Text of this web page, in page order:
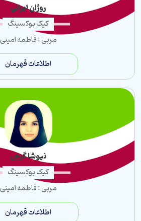
روژان ایرانی
کیک بوکسینگ
مربی : فاطمه امینی
اطلاعات قهرمان
نیوشا گرجی
کیک بوکسینگ
مربی : فاطمه امینی
اطلاعات قهرمان